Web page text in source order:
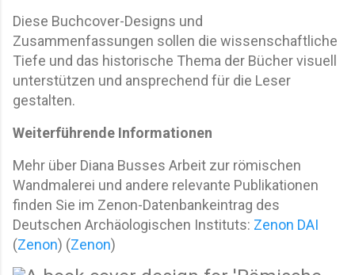
Diese Buchcover-Designs und
Zusammenfassungen sollen die wissenschaftliche
Tiefe und das historische Thema der Bücher visuell
unterstützen und ansprechend für die Leser
gestalten.
Weiterführende Informationen
Mehr über Diana Busses Arbeit zur römischen
Wandmalerei und andere relevante Publikationen
finden Sie im Zenon-Datenbankeintrag des
Deutschen Archäologischen Instituts: Zenon DAI
(Zenon) (Zenon)